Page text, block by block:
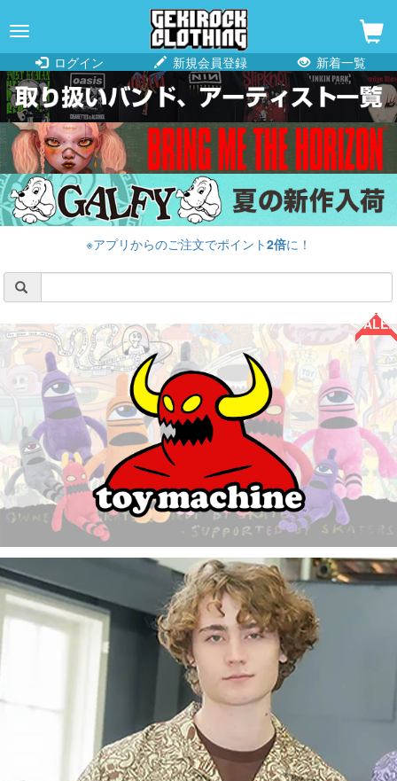
navigation
ログイン
新規会員登録 新着一覧
※アプリからのご注文でポイント2倍に！
SALE!!
SALE!!
SALE!!